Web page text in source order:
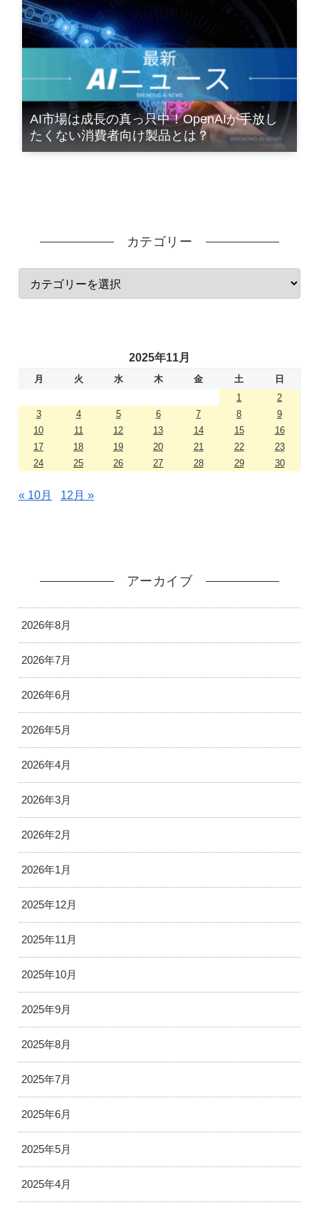
AI市場は成長の真っ只中！OpenAIが手放し
たくない消費者向け製品とは？
カテゴリー
2025年11月
月 火 水 木 金 土
日
1
2
3
4 5 6 7 8
9
10
11 12 13 14 15
16
17
18 19 20 21 22
23
24
25 26 27 28 29 30
« 10月 12月 »
アーカイブ
2026年8月
2026年7月
2026年6月
2026年5月
2026年4月
2026年3月
2026年2月
2026年1月
2025年12月
2025年11月
2025年10月
2025年9月
2025年8月
2025年7月
2025年6月
2025年5月
2025年4月